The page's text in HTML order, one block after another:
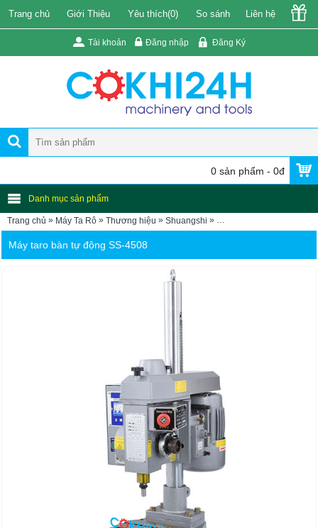
Trang chủ Giới Thiệu Yêu thích(0) So sánh Liên hệ
Tài khoản Đăng nhập Đăng Ký
0 sản phẩm - 0đ
Danh mục sản phẩm
Trang chủ » Máy Ta Rô » Thương hiệu » Shuangshi » Máy taro bàn tự động
Máy taro bàn tự động SS-4508